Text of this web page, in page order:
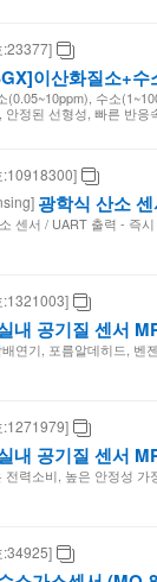
:23377]
이산화질소+수
(0.05~10ppm), 수소
안정된 선형성, 빠른 반응
:10918300]
광학식 산소
센서 / UART 출력 - 즉
:1321003]
내 공기질 센서
연기, 포름알데히드, 벤
:1271979]
내 공기질 센서
전력소비, 높은 안정성
:34925]